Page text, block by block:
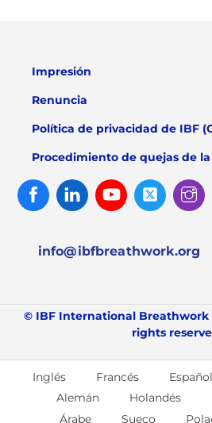
Impresión
Renuncia
Política de privacidad de IBF
Procedimiento de quejas de la
FacebookLinked
In
Youtube Twitter
info@ibfbreathwork.org
© IBF International Breathwork
rights
Inglés Francés Español
Alemán
Holandés
Árabe
Sueco